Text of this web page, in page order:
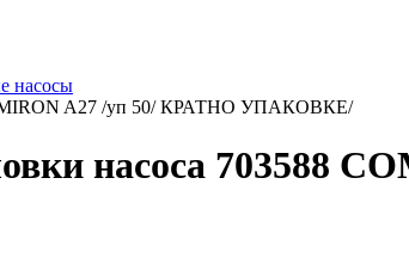
насосы
A27 /уп 50/ КРАТНО УПАКОВКЕ/
насоса